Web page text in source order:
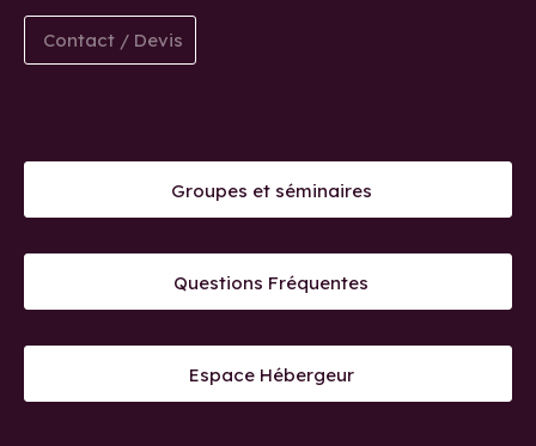
Contact / Devis
Groupes et séminaires
Questions Fréquentes
Espace Hébergeur